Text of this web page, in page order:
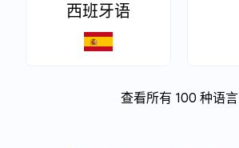
西班牙语
查看所有 100 种语言